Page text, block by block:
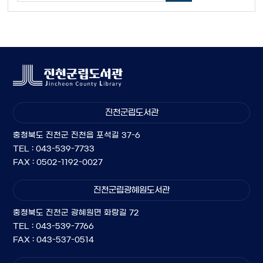
진천군립도서관
충청북도 진천군 진천읍 포석길 37-6
TEL : 043-539-7733
FAX : 0502-1192-0027
진천군립광혜원도서관
충청북도 진천군 광혜원면 화랑길 72
TEL : 043-539-7766
FAX : 043-537-0514